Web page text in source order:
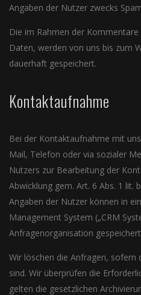
Angaben der Nutzer zwecks
Die im Rahmen der
Daten, werden von uns bis zum
dauerhaft gespeichert.
Kontaktaufnahme
Bei der Kontaktaufnahme mit
Mail, Telefon oder via sozialer
Nutzers zur Bearbeitung der
Abwicklung gem. Art. 6 Abs. 1 lit.
Angaben der Nutzer können in
Management System („CRM
Anfragenorganisation
Wir löschen die Anfragen, sofern
sind. Wir überprüfen die
gelten die gesetzlichen